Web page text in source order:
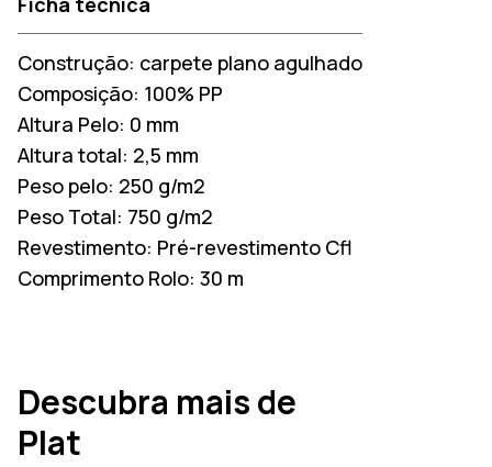
Construção: carpete plano agulhado
Composição: 100% PP
Altura Pelo: 0 mm
Altura total: 2,5 mm
Peso pelo: 250 g/m2
Peso Total: 750 g/m2
Revestimento: Pré-revestimento Cfl
Comprimento Rolo: 30 m
Descubra mais de
Plat